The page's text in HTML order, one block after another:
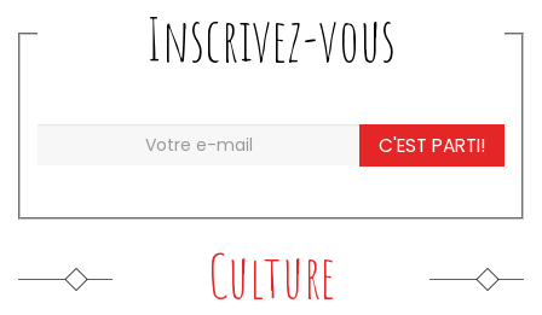
Inscrivez-vous
C'EST PARTI!
Culture